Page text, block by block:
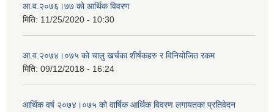
आ.व.२०७६।७७ को आर्थिक विवरण
मिति: 11/25/2020 - 10:30
आ.व.२०७४।०७५ को चालु खर्चका शीर्षकहरु र विनियोजित रकम
मिति: 09/12/2018 - 16:24
आर्थिक वर्ष २०७४।०७५ को वार्षिक आर्थिक विवरण लगायतका प्रतिवेदन